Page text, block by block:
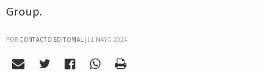
Group.
POR CONTACTO EDITORIAL| 11 MAYO 2024